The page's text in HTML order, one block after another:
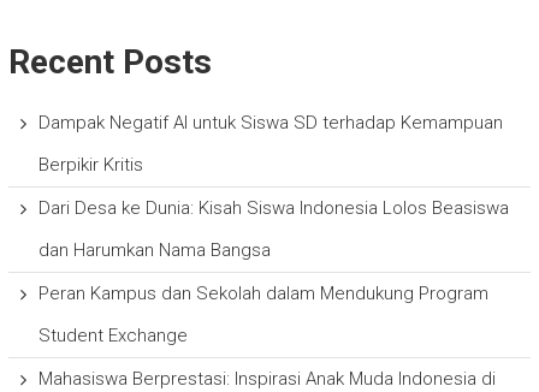
Recent Posts
Dampak Negatif AI untuk Siswa SD terhadap Kemampuan
Berpikir Kritis
Dari Desa ke Dunia: Kisah Siswa Indonesia Lolos Beasiswa
dan Harumkan Nama Bangsa
Peran Kampus dan Sekolah dalam Mendukung Program
Student Exchange
Mahasiswa Berprestasi: Inspirasi Anak Muda Indonesia di